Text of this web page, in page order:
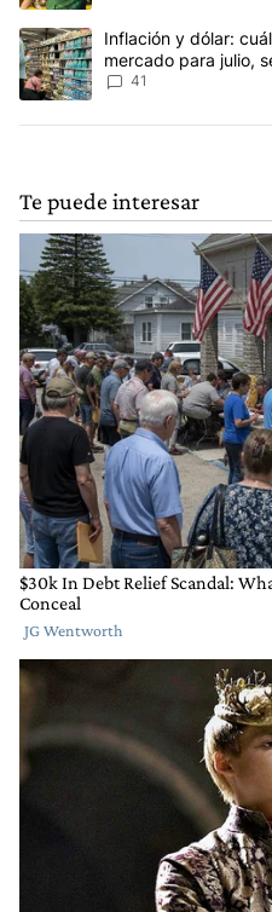
Un artículo de tendencia con el
Inflación y dólar:
mercado para julio,
41